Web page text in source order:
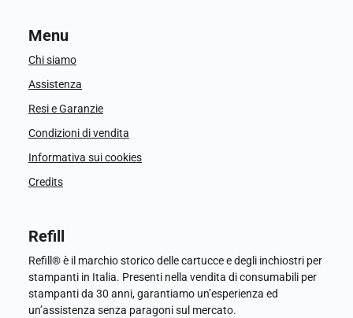
Menu
Chi siamo
Assistenza
Resi e Garanzie
Condizioni di vendita
Informativa sui cookies
Credits
Refill
Refill® è il marchio storico delle cartucce e degli inchiostri per
stampanti in Italia. Presenti nella vendita di consumabili per
stampanti da 30 anni, garantiamo un’esperienza ed
un’assistenza senza paragoni sul mercato.